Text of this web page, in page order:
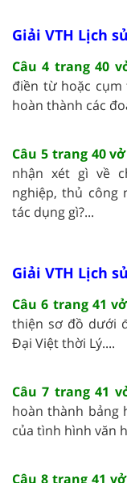
Giải VTH Lịch
Câu 4 trang 40
điền từ hoặc
hoàn thành các
Câu 5 trang 40
nhận xét gì về
nghiệp, thủ công
tác dụng gì?...
Giải VTH Lịch
Câu 6 trang 41
thiện sơ đồ dưới
Đại Việt thời Lý....
Câu 7 trang 41
hoàn thành bảng
của tình hình văn
Câu 8 trang 41